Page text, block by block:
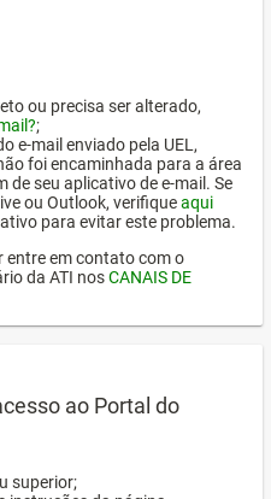
ou precisa ser alterado,
;
e-mail enviado pela UEL,
foi encaminhada para a área
de seu aplicativo de e-mail. Se
ou Outlook, verifiqueaqui
para evitar este problema.
entre em contato com o
da ATI nosCANAIS DE
ao Portal do
superior;